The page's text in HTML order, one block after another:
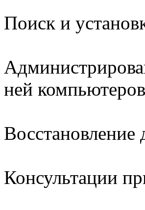
Поиск и
ней
Восстановление
Консультации